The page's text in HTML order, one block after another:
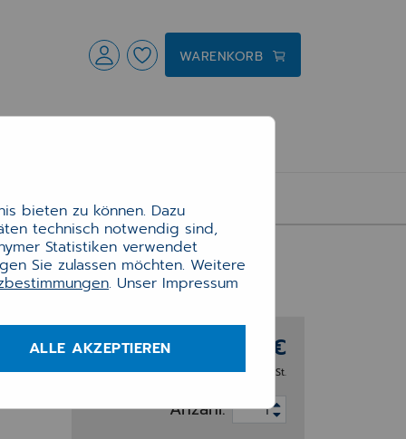
WARENKORB
480,00 €
zzgl. 20% MwSt.
Anzahl:
bieten zu können. Dazu
technisch notwendig sind,
Statistiken verwendet
Sie zulassen möchten. Weitere
. Unser Impressum
ALLE AKZEPTIEREN